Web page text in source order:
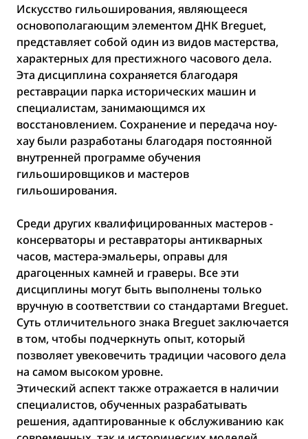
Искусство гильоширования, являющееся
основополагающим элементом ДНК Breguet,
представляет собой один из видов мастерства,
характерных для престижного часового дела.
Эта дисциплина сохраняется благодаря
реставрации парка исторических машин и
специалистам, занимающимся их
восстановлением. Сохранение и передача ноу-
хау были разработаны благодаря постоянной
внутренней программе обучения
гильошировщиков и мастеров
гильоширования.
Среди других квалифицированных мастеров -
консерваторы и реставраторы антикварных
часов, мастера-эмальеры, оправы для
драгоценных камней и граверы. Все эти
дисциплины могут быть выполнены только
вручную в соответствии со стандартами Breguet.
Суть отличительного знака Breguet заключается
в том, чтобы подчеркнуть опыт, который
позволяет увековечить традиции часового дела
на самом высоком уровне.
Этический аспект также отражается в наличии
специалистов, обученных разрабатывать
решения, адаптированные к обслуживанию как